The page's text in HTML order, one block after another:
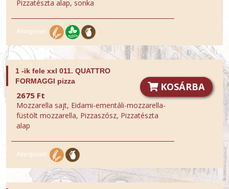
Pizzatészta alap, sonka
Allergének:
KOSÁRBA
1 -ik fele xxl 011. QUATTRO
FORMAGGI pizza
2675 Ft
Mozzarella sajt, Eidami-ementáli-mozzarella-
füstölt mozzarella, Pizzaszósz, Pizzatészta
alap
Allergének: